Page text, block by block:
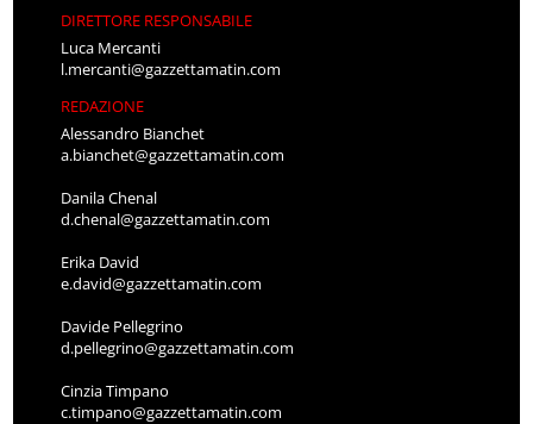
DIRETTORE RESPONSABILE
Luca Mercanti
l.mercanti@gazzettamatin.com
REDAZIONE
Alessandro Bianchet
a.bianchet@gazzettamatin.com
Danila Chenal
d.chenal@gazzettamatin.com
Erika David
e.david@gazzettamatin.com
Davide Pellegrino
d.pellegrino@gazzettamatin.com
Cinzia Timpano
c.timpano@gazzettamatin.com